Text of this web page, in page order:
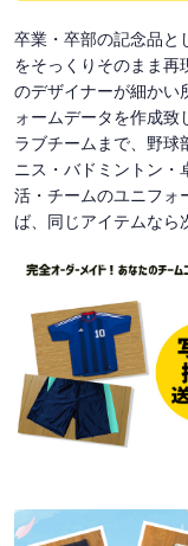
卒業・卒部の記念品と
をそっくりそのまま
のデザイナーが細かい
ォームデータを作成
ラブチームまで、野球
ニス・バドミントン
活・チームのユニフォ
ば、同じアイテムなら